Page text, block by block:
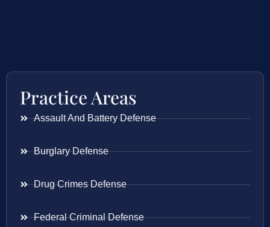
Practice Areas
Assault And Battery Defense
Burglary Defense
Drug Crimes Defense
Federal Criminal Defense